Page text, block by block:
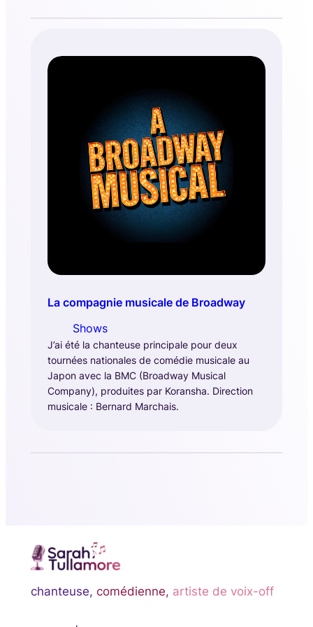
La compagnie musicale de Broadway
Shows
J’ai été la chanteuse principale pour deux
tournées nationales de comédie musicale au
Japon avec la BMC (Broadway Musical
Company), produites par Koransha. Direction
musicale : Bernard Marchais.
chanteuse, comédienne, artiste de voix-off